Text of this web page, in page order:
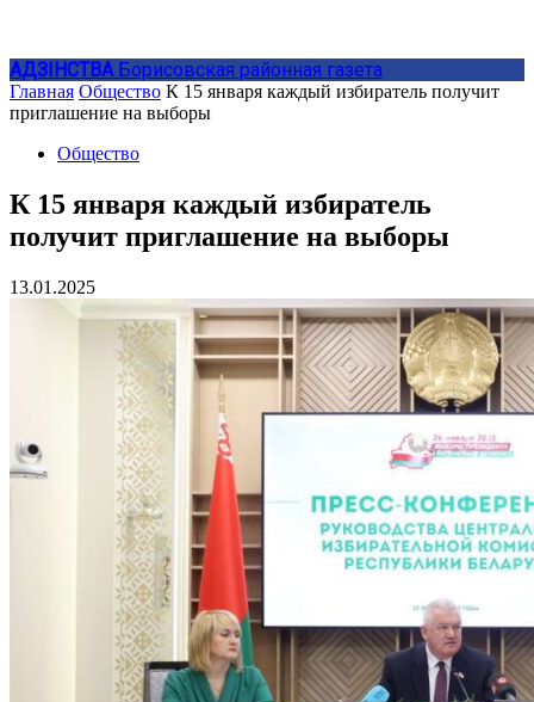
АДЗIНСТВА Борисовская районная газета
Главная Общество К 15 января каждый избиратель получит
приглашение на выборы
Общество
К 15 января каждый избиратель
получит приглашение на выборы
13.01.2025